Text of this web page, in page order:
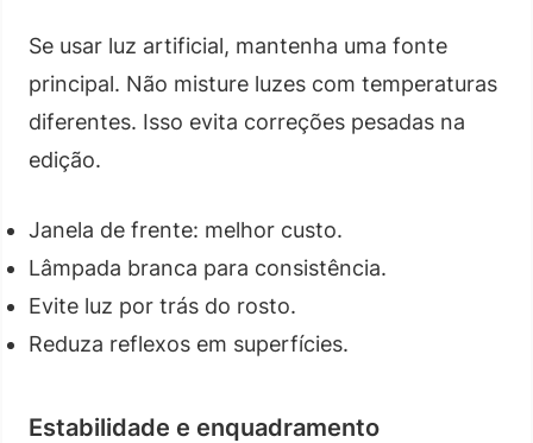
Se usar luz artificial, mantenha uma fonte
principal. Não misture luzes com temperaturas
diferentes. Isso evita correções pesadas na
edição.
Janela de frente: melhor custo.
Lâmpada branca para consistência.
Evite luz por trás do rosto.
Reduza reflexos em superfícies.
Estabilidade e enquadramento